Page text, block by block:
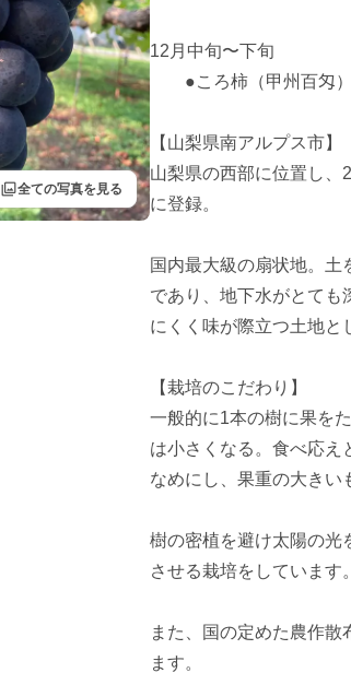
filter全ての写真を見る
12月中旬〜下旬
●ころ柿（甲州百匁）
【山梨県南アルプス市】
山梨県の西部に位置し、
に登録。
国内最大級の扇状地。
であり、地下水がとても
にくく味が際立つ土地と
【栽培のこだわり】
一般的に1本の樹に果を
は小さくなる。食べ応え
なめにし、果重の大きい
樹の密植を避け太陽の光
させる栽培をしています。
また、国の定めた農作
ます。